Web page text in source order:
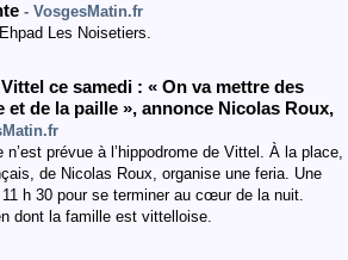
- VosgesMatin.fr
Les Noisetiers.
ce samedi : « On va mettre des
et de la paille », annonce Nicolas Roux,
prévue à l’hippodrome de Vittel. À la place,
de Nicolas Roux, organise une feria. Une
h 30 pour se terminer au cœur de la nuit.
dont la famille est vittelloise.